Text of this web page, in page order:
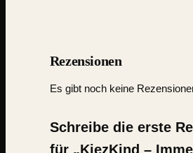
Rezensionen
Es gibt noch keine
Schreibe die erste
für „KiezKind –